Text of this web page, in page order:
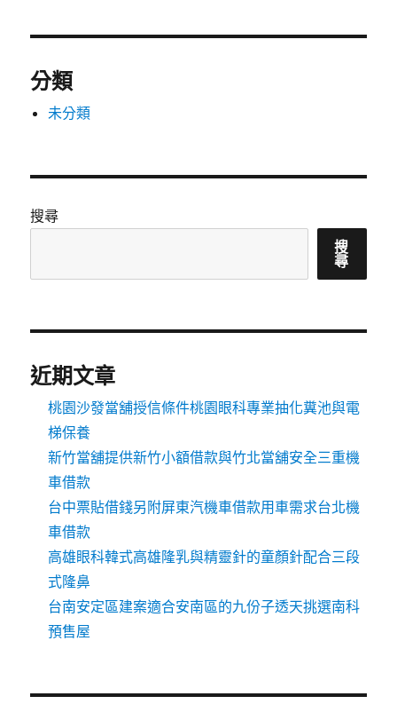
分類
未分類
搜尋
搜
尋
近期文章
桃園沙發當舖授信條件桃園眼科專業抽化糞池與電
梯保養
新竹當舖提供新竹小額借款與竹北當舖安全三重機
車借款
台中票貼借錢另附屏東汽機車借款用車需求台北機
車借款
高雄眼科韓式高雄隆乳與精靈針的童顏針配合三段
式隆鼻
台南安定區建案適合安南區的九份子透天挑選南科
預售屋